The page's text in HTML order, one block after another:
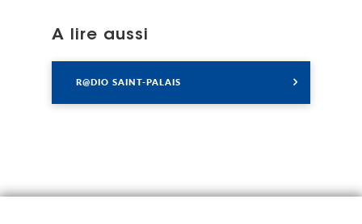
A lire aussi
R@DIO SAINT-PALAIS